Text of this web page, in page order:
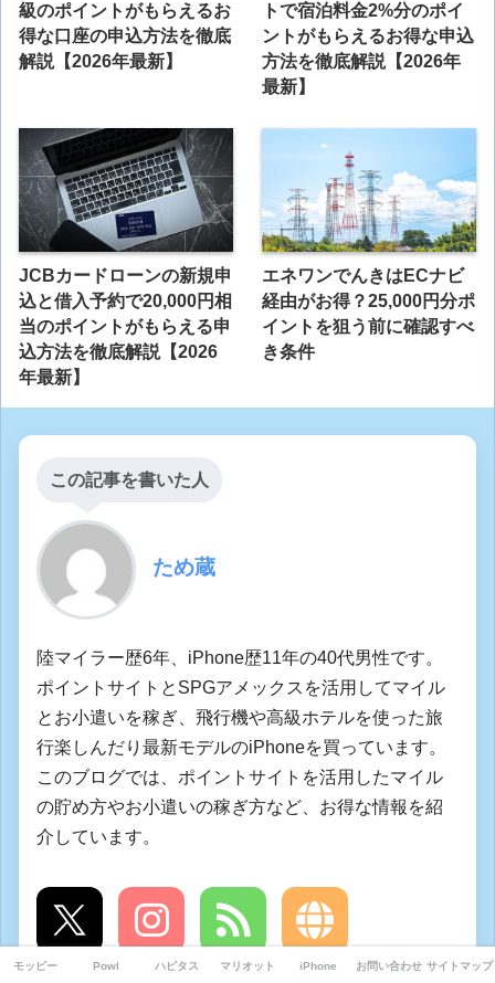
級のポイントがもらえるお
得な口座の申込方法を徹底
解説【2026年最新】
トで宿泊料金2%分のポイ
ントがもらえるお得な申込
方法を徹底解説【2026年
最新】
JCBカードローンの新規申
込と借入予約で20,000円相
当のポイントがもらえる申
込方法を徹底解説【2026
年最新】
エネワンでんきはECナビ
経由がお得？25,000円分ポ
イントを狙う前に確認すべ
き条件
この記事を書いた人
ため蔵
陸マイラー歴6年、iPhone歴11年の40代男性です。
ポイントサイトとSPGアメックスを活用してマイル
とお小遣いを稼ぎ、飛行機や高級ホテルを使った旅
行楽しんだり最新モデルのiPhoneを買っています。
このブログでは、ポイントサイトを活用したマイル
の貯め方やお小遣いの稼ぎ方など、お得な情報を紹
介しています。
Instagram Feedly Website
モッピー Powl ハピタス マリオット iPhone お問い合わせ サイトマップ